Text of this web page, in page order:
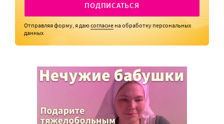
ПОДПИСАТЬСЯ
Отправляя форму, я даюсогласие на обработку персональных
данных